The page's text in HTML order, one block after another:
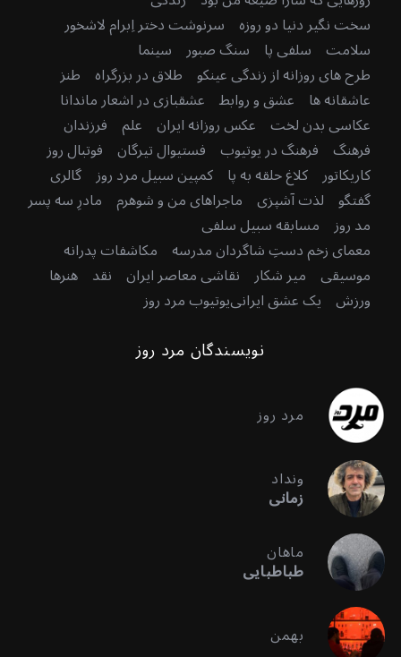
سخت نگیر دنیا دو روزه سرنوشت دختر اِبرام لاشخور
سلامت سلفی پا سنگ صبور سینما
طرح های روزانه از زندگی عینکو طلاق در بزرگراه طنز
عاشقانه ها عشق و روابط عشقبازی در اشعار ماندانا
عکاسی بدن لخت عکس روزانه ایران علم فرزندان
فرهنگ فرهنگ در یوتیوب فستیوال تیرگان فوتبال روز
کاریکاتور کلاغ حلقه به پا کمپین سبیل مرد روز گالری
گفتگو لذت آشپزی ماجراهای من و شوهرم مادرِ سه پسر
مد روز مسابقه سبیل سلفی
معمای زخم دستِ شاگردان مدرسه مکاشفات پدرانه
موسیقی میر شکار نقاشی معاصر ایران نقد هنرها
ورزش یک عشق ایرانییوتیوب مرد روز
نویسندگان مرد روز
مرد روز
ونداد
زمانی
ماهان
طباطبایی
بهمن